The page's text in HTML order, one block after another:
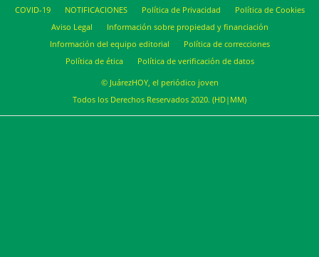
COVID-19 NOTIFICACIONES Política de Privacidad
Política de Cookies
Aviso Legal
Información sobre propiedad y financiación
Información del equipo editorial
Política de correcciones
Política de ética
Política de verificación de datos
© JuárezHOY, el periódico joven
Todos los Derechos Reservados 2020. (HD|MM)